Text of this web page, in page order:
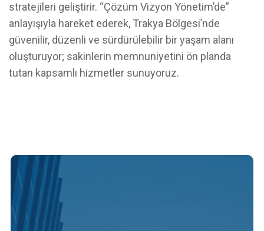
stratejileri geliştirir. “Çözüm Vizyon Yönetim’de”
anlayışıyla hareket ederek, Trakya Bölgesi’nde
güvenilir, düzenli ve sürdürülebilir bir yaşam alanı
oluşturuyor; sakinlerin memnuniyetini ön planda
tutan kapsamlı hizmetler sunuyoruz.